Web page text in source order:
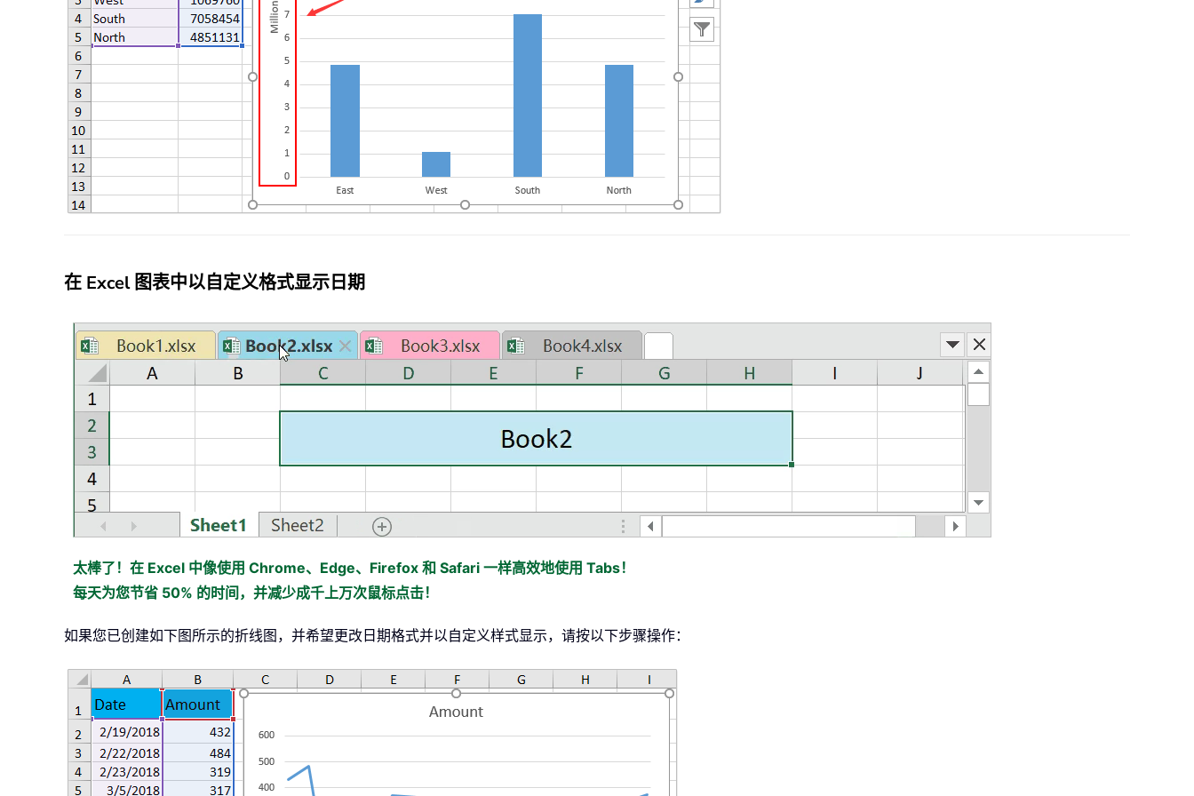
在 Excel 图表中以自定义格式显示日期
太棒了！在 Excel 中像使用 Chrome、Edge、Firefox 和 Safari 一样高效地使用 Tabs！
每天为您节省 50% 的时间，并减少成千上万次鼠标点击！
如果您已创建如下图所示的折线图，并希望更改日期格式并以自定义样式显示，请按以下步骤操作：